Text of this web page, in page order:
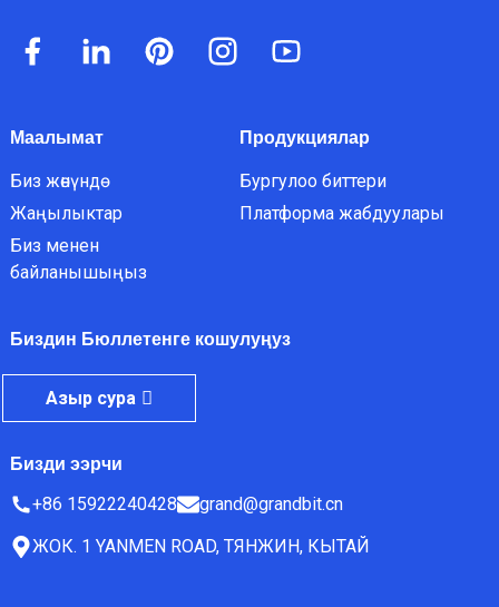
Маалымат
Биз жөнүндө
Жаңылыктар
Биз менен
байланышыңыз
Продукциялар
Бургулоо биттери
Платформа жабдуулары
Биздин Бюллетенге кошулуңуз
Азыр сура
Бизди ээрчи
+86 15922240428
grand@grandbit.cn
ЖОК. 1 YANMEN ROAD, ТЯНЖИН, КЫТАЙ